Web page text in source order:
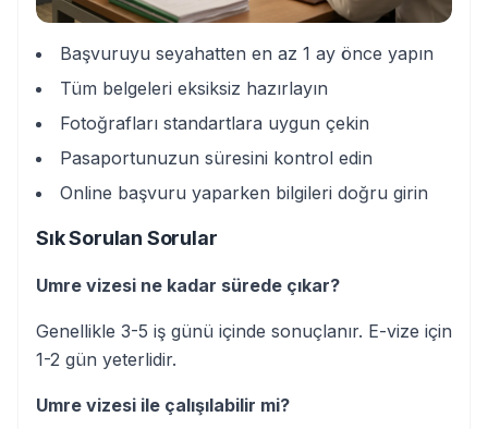
Başvuruyu seyahatten en az 1 ay önce yapın
Tüm belgeleri eksiksiz hazırlayın
Fotoğrafları standartlara uygun çekin
Pasaportunuzun süresini kontrol edin
Online başvuru yaparken bilgileri doğru girin
Sık Sorulan Sorular
Umre vizesi ne kadar sürede çıkar?
Genellikle 3-5 iş günü içinde sonuçlanır. E-vize için
1-2 gün yeterlidir.
Umre vizesi ile çalışılabilir mi?